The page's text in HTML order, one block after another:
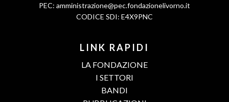
PEC: amministrazione@pec.fondazionelivorno.it
CODICE SDI: E4X9PNC
LINK RAPIDI
LA FONDAZIONE
I SETTORI
BANDI